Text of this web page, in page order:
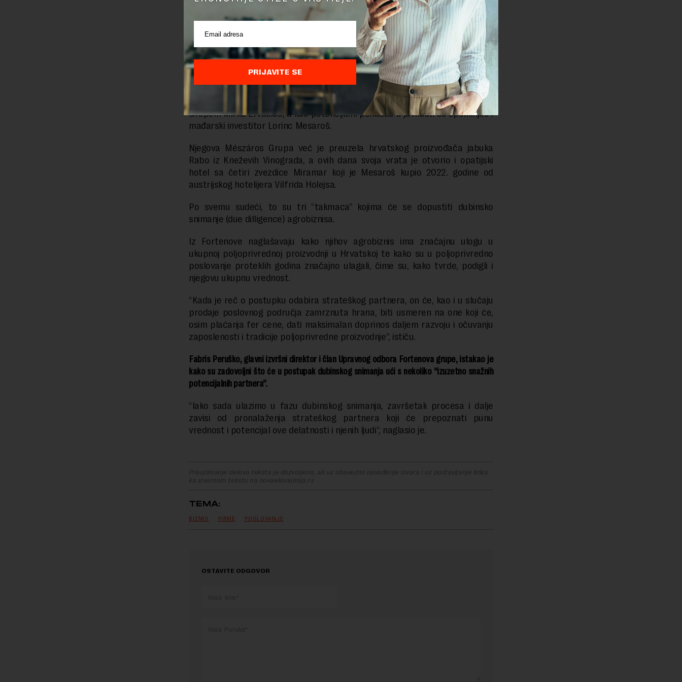
Iako to eksplicitno ne navode, u medijima se već spekulisalo o potencijalnim
kupcima, a iz neslužbenih izvora Forbes saznaje kako su neki od njih i završili
u užem izboru. Prema tim izvorima, na popisu su Podravka, Žito i Osatina
Grupa te mađarska Mészáros Grupa.
Predsednica Uprave Podravke Martina Dalić
već je javnosti dala do znanja da bi se
mogli naći u grupi zainteresovanih za Fortenovin agrobiznis.
ušla je u pokušaj preuzimanja zajedno s Osatina
Grupom Mirka Ervačića, a kao potencijalni ponuđač u javnosti se spominjao i
mađarski investitor Lorinc Mesaroš.
Njegova Mészáros Grupa već je preuzela hrvatskog proizvođača jabuka
Rabo iz Kneževih Vinograda, a ovih dana svoja vrata je otvorio i opatijski
hotel sa četiri zvezdice Miramar koji je Mesaroš kupio 2022. godine od
austrijskog hotelijera Vilfrida Holejsa.
Po svemu sudeći, to su tri “takmaca” kojima će se dopustiti dubinsko
snimanje (due dilligence) agrobiznisa.
Iz Fortenove naglašavaju kako njihov agrobiznis ima značajnu ulogu u
ukupnoj poljoprivrednoj proizvodnji u Hrvatskoj te kako su u poljoprivredno
poslovanje proteklih godina značajno ulagali, čime su, kako tvrde, podigli i
njegovu ukupnu vrednost.
“Kada je reč o postupku odabira strateškog partnera, on će, kao i u slučaju
prodaje poslovnog područja zamrznuta hrana, biti usmeren na one koji će,
osim plaćanja fer cene, dati maksimalan doprinos daljem razvoju i očuvanju
zaposlenosti i tradicije poljoprivredne proizvodnje”, ističu.
Fabris Peruško, glavni izvršni direktor i član Upravnog odbora Fortenova grupe, istakao je
kako su zadovoljni što će u postupak dubinskog snimanja ući s nekoliko “izuzetno snažnih
potencijalnih partnera”.
“Iako sada ulazimo u fazu dubinskog snimanja, završetak procesa i dalje
zavisi od pronalaženja strateškog partnera koji će prepoznati punu
vrednost i potencijal ove delatnosti i njenih ljudi“, naglasio je.
Preuzimanje delova teksta je dozvoljeno, ali uz obavezno navođenje izvora i uz postavljanje linka
ka izvornom tekstu na novaekonomija.rs
TEMA:
BIZNIS FIRME POSLOVANJE
OSTAVITE ODGOVOR
PRIJAVITE SE